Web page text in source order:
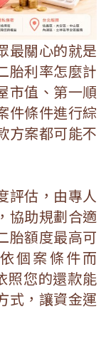
最關心的就是
胎利率怎麼計
市值、第一順
件條件進行綜
方案都可能不
評估，由專人
協助規劃合適
胎額度最高可
個案條件而
照您的還款能
式，讓資金運